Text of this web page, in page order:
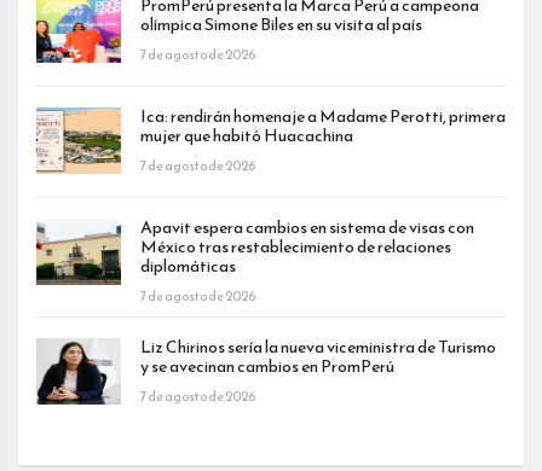
PromPerú presenta la Marca Perú a campeona
olímpica Simone Biles en su visita al país
7 de agosto de 2026
Ica: rendirán homenaje a Madame Perotti, primera
mujer que habitó Huacachina
7 de agosto de 2026
Apavit espera cambios en sistema de visas con
México tras restablecimiento de relaciones
diplomáticas
7 de agosto de 2026
Liz Chirinos sería la nueva viceministra de Turismo
y se avecinan cambios en PromPerú
7 de agosto de 2026